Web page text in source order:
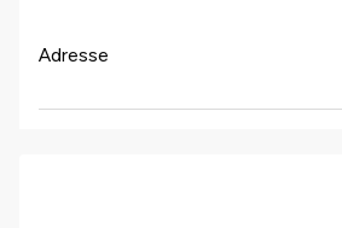
Adresse